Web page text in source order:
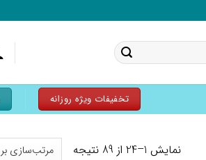
تخفیفات ویژه روزانه
نمایش 1–24 از 89 نتیجه